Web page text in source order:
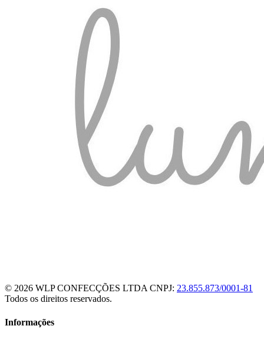
© 2026 WLP CONFECÇÕES LTDA CNPJ: 23.855.873/0001-81
Todos os direitos reservados.
Informações